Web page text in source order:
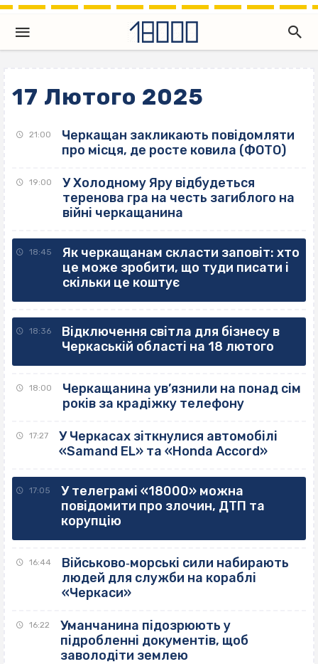
17 Лютого 2025
21:00
Черкащан закликають повідомляти
про місця, де росте ковила (ФОТО)
19:00
У Холодному Яру відбудеться
теренова гра на честь загиблого на
війні черкащанина
18:45
Як черкащанам скласти заповіт: хто
це може зробити, що туди писати і
скільки це коштує
18:36
Відключення світла для бізнесу в
Черкаській області на 18 лютого
18:00
Черкащанина ув’язнили на понад сім
років за крадіжку телефону
17:27
У Черкасах зіткнулися автомобілі
«Samand EL» та «Honda Accord»
17:05
У телеграмі «18000» можна
повідомити про злочин, ДТП та
корупцію
16:44
Військово‐морські сили набирають
людей для служби на кораблі
«Черкаси»
16:22
Уманчанина підозрюють у
підробленні документів, щоб
заволодіти землею